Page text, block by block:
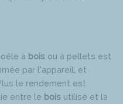
à bois ou à pellets est
par l’appareil, et
le rendement est
entre le bois utilisé et la